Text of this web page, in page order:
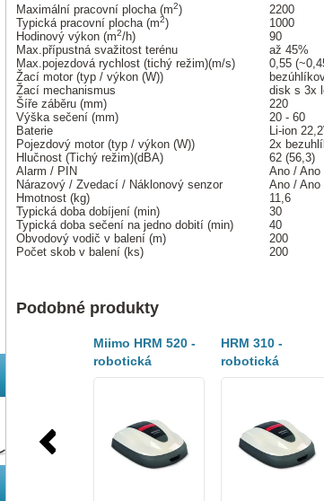
Maximální pracovní plocha (m2)
2200
Typická pracovní plocha (m2)
1000
Hodinový výkon (m2/h)
90
Max.přípustná svažitost terénu
až 45%
Max.pojezdová rychlost (tichý režim)(m/s)
0,55
Žací motor (typ / výkon (W))
Žací mechanismus
disk s 3x
Šíře záběru (mm)
220
Výška sečení (mm)
20 - 60
Baterie
Li-ion
Pojezdový motor (typ / výkon (W))
2x
Hlučnost (Tichý režim)(dBA)
62 (56,3)
Alarm / PIN
Ano / Ano
Nárazový / Zvedací / Náklonový senzor
Ano / Ano
Hmotnost (kg)
11,6
Typická doba dobíjení (min)
30
Typická doba sečení na jedno dobití (min)
40
Obvodový vodič v balení (m)
200
Počet skob v balení (ks)
200
Podobné produkty
Miimo HRM 520 -
robotická
sekačka
HRM 310 -
robotická
sekačka